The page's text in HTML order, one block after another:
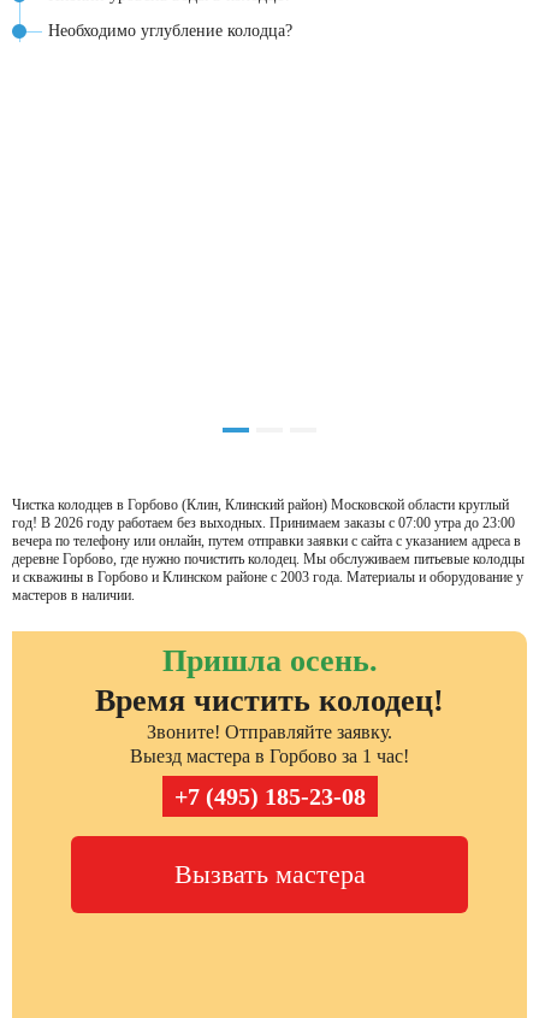
Необходимо углубление колодца?
Чистка колодцев в Горбово (Клин, Клинский район) Московской области круглый
год! В 2026 году работаем без выходных. Принимаем заказы с 07:00 утра до 23:00
вечера по телефону или онлайн, путем отправки заявки с сайта с указанием адреса в
деревне Горбово, где нужно почистить колодец. Мы обслуживаем питьевые колодцы
и скважины в Горбово и Клинском районе с 2003 года. Материалы и оборудование у
мастеров в наличии.
Пришла осень.
Время чистить колодец!
Звоните! Отправляйте заявку.
Выезд мастера в Горбово за 1 час!
+7 (495) 185-23-08
Вызвать мастера